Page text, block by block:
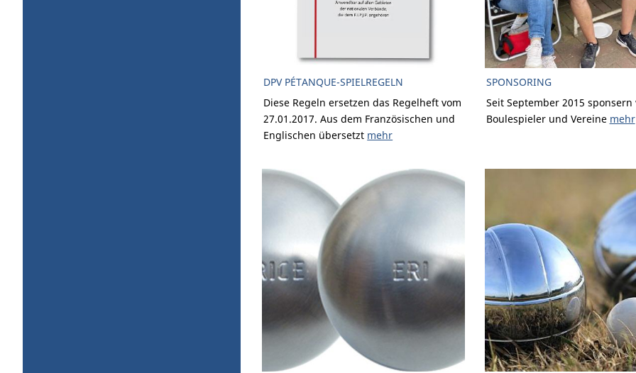
DPV PÉTANQUE-SPIELREGELN
Diese Regeln ersetzen das Regelheft vom
27.01.2017. Aus dem Französischen und
Englischen übersetzt mehr
SPONSORING
Seit September 2015 sponsern
Boulespieler und Vereine mehr